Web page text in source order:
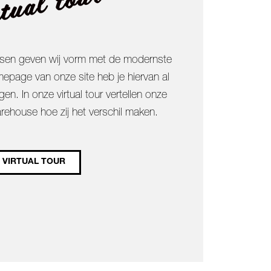
geven wij vorm met de modernste
van onze site heb je hiervan al
In onze virtual tour vertellen onze
hoe zij het verschil maken.
VIRTUAL TOUR